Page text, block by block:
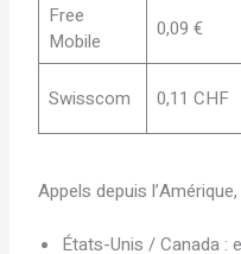
Free
Mobile
0,09 €
Swisscom 0,11 CHF
Appels depuis
États-Unis / Canada :